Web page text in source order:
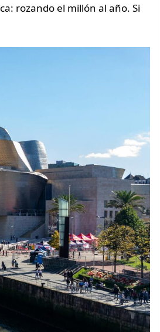
rozando el millón al año. Si